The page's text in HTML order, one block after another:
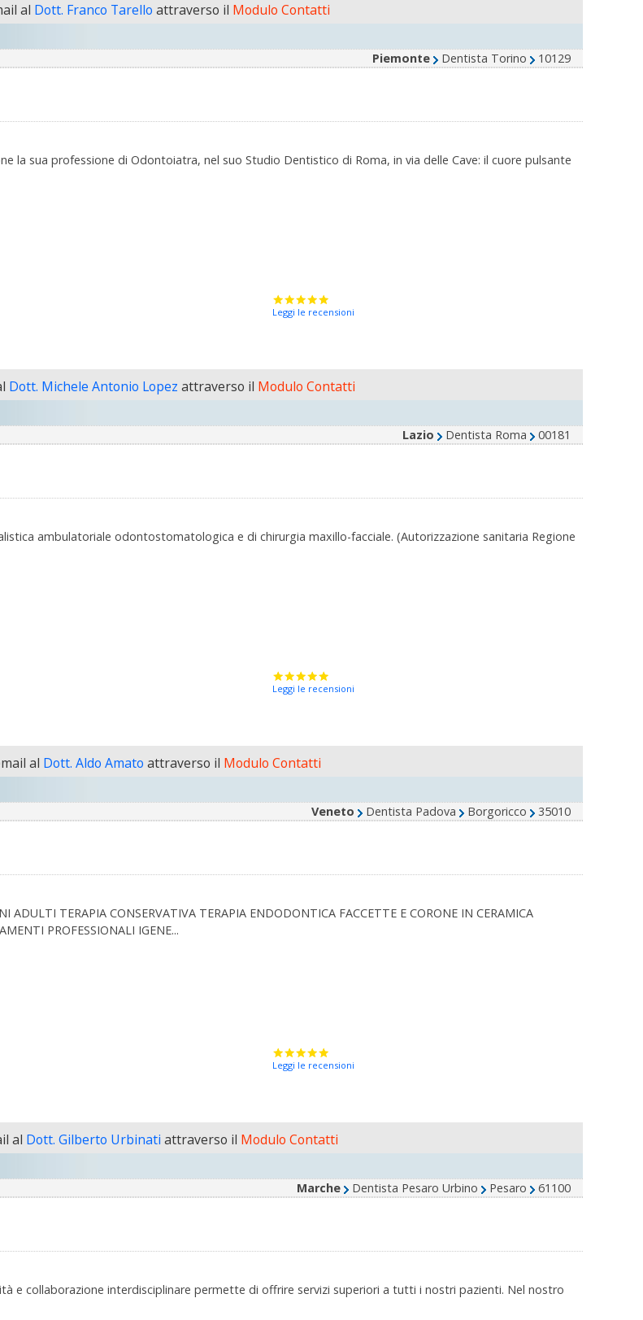
al Dott. Franco Tarello attraverso il Modulo Contatti
Piemonte Dentista Torino 10129
la sua professione di Odontoiatra, nel suo Studio Dentistico di Roma, in via delle Cave: il cuore pulsante
Leggi le recensioni
Dott. Michele Antonio Lopez attraverso il Modulo Contatti
Lazio Dentista Roma 00181
ambulatoriale odontostomatologica e di chirurgia maxillo-facciale. (Autorizzazione sanitaria Regione
Leggi le recensioni
al Dott. Aldo Amato attraverso il Modulo Contatti
Veneto Dentista Padova Borgoricco 35010
TERAPIA CONSERVATIVA TERAPIA ENDODONTICA FACCETTE E CORONE IN CERAMICA
PROFESSIONALI IGENE...
Leggi le recensioni
al Dott. Gilberto Urbinati attraverso il Modulo Contatti
Marche Dentista Pesaro Urbino Pesaro 61100
e collaborazione interdisciplinare permette di offrire servizi superiori a tutti i nostri pazienti. Nel nostro